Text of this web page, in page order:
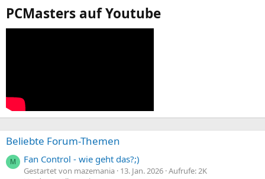
PCMasters auf Youtube
Beliebte Forum-Themen
M Fan Control - wie geht das?;)
Gestartet von mazemania 13. Jan. 2026 Aufrufe: 2K